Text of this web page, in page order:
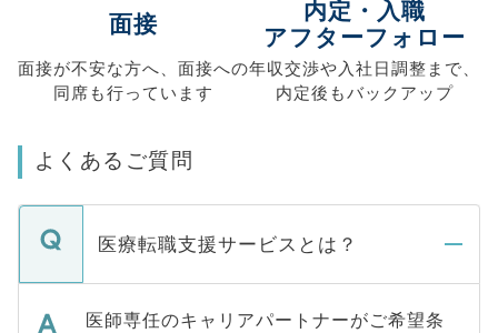
面接
面接が不安な方へ、 面接への
同席も行っています
内定・入職
アフターフォロー
年収交渉や入社日調整まで、
内定後もバックアップ
よくあるご質問
医療転職支援サービスとは？
医師専任のキャリアパートナーがご希望条